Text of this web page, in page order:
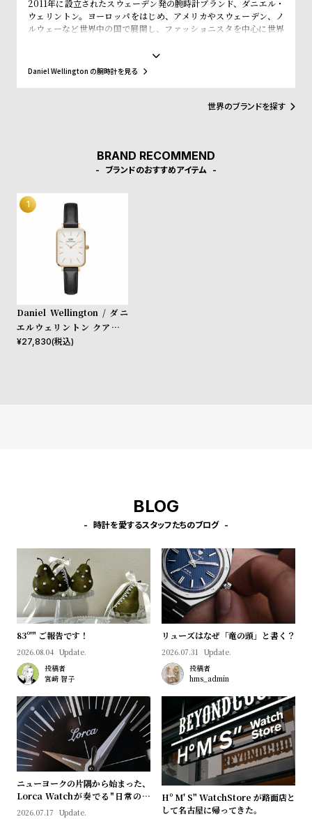
l
時
証
プ
ス
刻
ー
ビ
よ
く
あ
る
質
問
お
問
い
合
わ
せ
2011年に設立されたスウェーデン発の腕時計ブランド、ダニエル・
ウェリントン。ヨーロッパをはじめ、アメリカやスウェーデン、ノ
ルウェーなど世界中の国で展開し、ファッショニスタを中心に世界
ス、好みに応じて付け替えられる豊富なカラーのレザーやNATO タ
イプベルトというトレンドスタイルを築き、ファッションウォッチ
界に革命をもたらしました。スウェーデンにおけるシンプルでタイ
ムレスなデザインとイギリスの伝統的で紳士的なスタイルの融合
が、高級感を演出し、ミニマリズムが時代を超えて愛されるデザイ
Daniel Wellington の腕時計を見る
世界のブランドを探す
BRAND RECOMMEND
ブランドのおすすめアイテム
Daniel Wellington / ダニ
エルウェリントン クアドロ
シェフィールド ローズゴール
¥27,830(税込)
BLOG
時計を愛するスタッフたちのブログ
83º'" ご報告です！
2026.08.04 Update.
投稿者
宮﨑 智子
リューズはなぜ「竜の頭」と書く？
2026.07.31 Update.
投稿者
hms_admin
ニューヨークの片隅から始まった、
Lorca Watchが奏でる"日常のロ
マン"｜Brand Picks #08
2026.07.17 Update.
Hº M' S" WatchStore が路面店と
して名古屋に帰ってきた。